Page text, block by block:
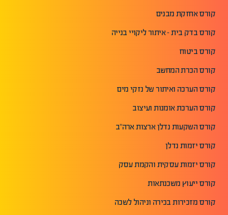
קורס אחזקת מבנים
קורס בדק בית - איתור ליקויי בנייה
קורס ביטוח
קורס הכרת המחשב
קורס הערכה ואיתור של נזקי מים
קורס הערכת אומנות ועיצוב
קורס השקעות נדלן ארצות ארה"ב
קורס יזמות נדלן
קורס יזמות עסקית והקמת עסק
קורס ייעוץ משכנתאות
קורס מזכירות בכירה וניהול לשכה